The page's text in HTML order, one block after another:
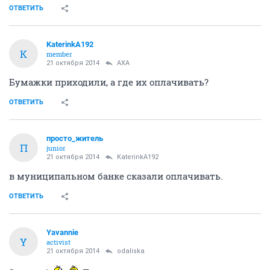
ОТВЕТИТЬ
K
KaterinkA192
member
21 октября 2014 AXA
Бумажки приходили, а где их оплачивать?
ОТВЕТИТЬ
П
просто_житель
junior
21 октября 2014 KaterinkA192
в муниципальном банке сказали оплачивать.
ОТВЕТИТЬ
Y
Yavannie
activist
21 октября 2014 odaliska